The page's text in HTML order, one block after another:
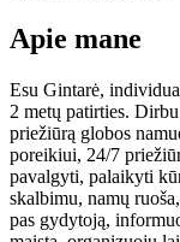
Apie mane
Esu Gintarė,
2 metų patirties.
priežiūrą globos
poreikiui, 24/7
pavalgyti, palaikyti
skalbimu, namų
pas gydytoją,